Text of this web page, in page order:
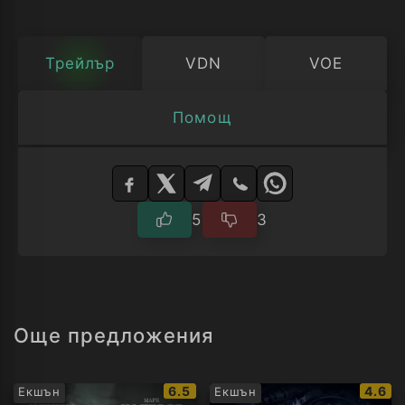
Трейлър VDN VOE
Помощ
Изберете
5 3
Още предложения
Екшън
IMDb
6.5 Екшън
IMDb
4.6